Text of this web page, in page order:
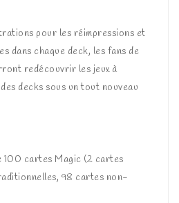
pour les réimpressions et
dans chaque deck, les fans de
redécouvrir les jeux à
decks sous un tout nouveau
cartes Magic (2 cartes
98 cartes non-